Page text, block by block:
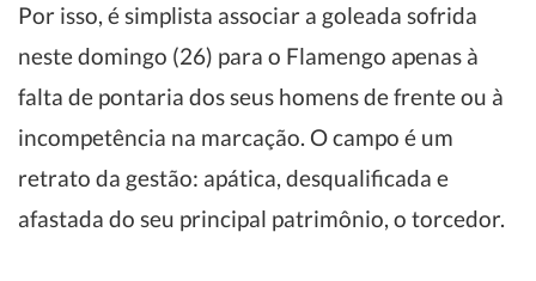
Por isso, é simplista associar a goleada sofrida
neste domingo (26) para o Flamengo apenas à
falta de pontaria dos seus homens de frente ou à
incompetência na marcação. O campo é um
retrato da gestão: apática, desqualificada e
afastada do seu principal patrimônio, o torcedor.